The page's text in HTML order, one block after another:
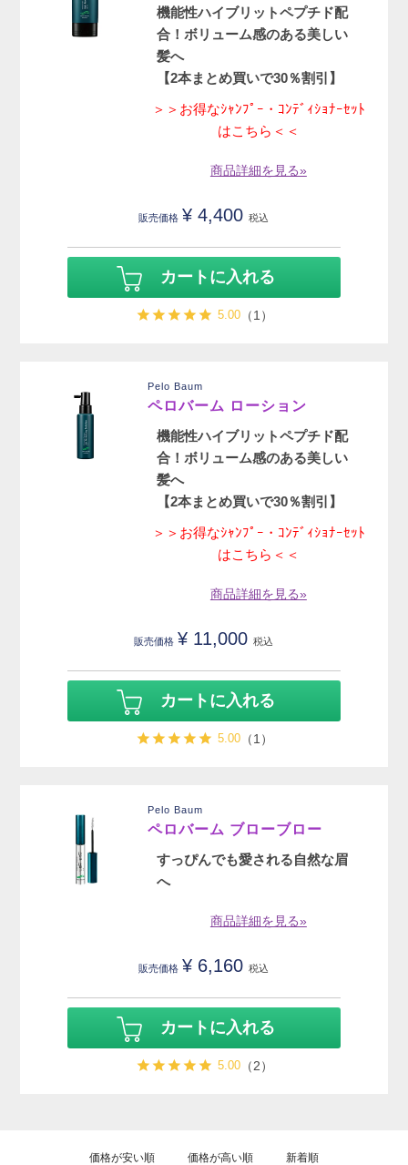
機能性ハイブリットペプチド配
合！ボリューム感のある美しい
髪へ
【2本まとめ買いで30％割引】
＞＞お得なｼｬﾝﾌﾟｰ・ｺﾝﾃﾞｨｼｮﾅｰｾｯﾄ
はこちら＜＜
商品詳細を見る»
販売価格 ¥ 4,400 税込
カートに入れる
5.00（1）
Pelo Baum
ペロバーム ローション
機能性ハイブリットペプチド配
合！ボリューム感のある美しい
髪へ
【2本まとめ買いで30％割引】
＞＞お得なｼｬﾝﾌﾟｰ・ｺﾝﾃﾞｨｼｮﾅｰｾｯﾄ
はこちら＜＜
商品詳細を見る»
販売価格 ¥ 11,000 税込
カートに入れる
5.00（1）
Pelo Baum
ペロバーム ブローブロー
すっぴんでも愛される自然な眉
へ
商品詳細を見る»
販売価格 ¥ 6,160 税込
カートに入れる
5.00（2）
価格が安い順 価格が高い順 新着順